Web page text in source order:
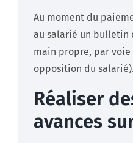
Au moment du
au salarié un bulletin
main propre, par
opposition du salarié).
Réaliser
avances